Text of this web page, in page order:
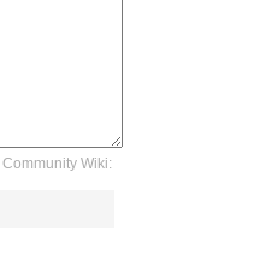
Community Wiki: